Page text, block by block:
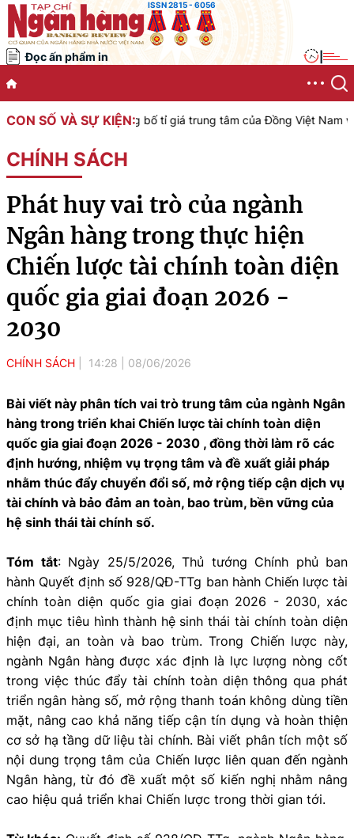
ISSN 2815 - 6056
Đọc ấn phẩm in
CON SỐ VÀ SỰ KIỆN:
Nam công bố tỉ giá trung tâm của Đồng Việt Nam với Đô la
CHÍNH SÁCH
Phát huy vai trò của ngành
Ngân hàng trong thực hiện
Chiến lược tài chính toàn diện
quốc gia giai đoạn 2026 -
2030
CHÍNH SÁCH 14:28 08/06/2026
Bài viết này phân tích vai trò trung tâm của ngành Ngân
hàng trong triển khai Chiến lược tài chính toàn diện
quốc gia giai đoạn 2026 - 2030 , đồng thời làm rõ các
định hướng, nhiệm vụ trọng tâm và đề xuất giải pháp
nhằm thúc đẩy chuyển đổi số, mở rộng tiếp cận dịch vụ
tài chính và bảo đảm an toàn, bao trùm, bền vững của
hệ sinh thái tài chính số.
Tóm tắt: Ngày 25/5/2026, Thủ tướng Chính phủ ban
hành Quyết định số 928/QĐ-TTg ban hành Chiến lược tài
chính toàn diện quốc gia giai đoạn 2026 - 2030, xác
định mục tiêu hình thành hệ sinh thái tài chính toàn diện
hiện đại, an toàn và bao trùm. Trong Chiến lược này,
ngành Ngân hàng được xác định là lực lượng nòng cốt
trong việc thúc đẩy tài chính toàn diện thông qua phát
triển ngân hàng số, mở rộng thanh toán không dùng tiền
mặt, nâng cao khả năng tiếp cận tín dụng và hoàn thiện
cơ sở hạ tầng dữ liệu tài chính. Bài viết phân tích một số
nội dung trọng tâm của Chiến lược liên quan đến ngành
Ngân hàng, từ đó đề xuất một số kiến nghị nhằm nâng
cao hiệu quả triển khai Chiến lược trong thời gian tới.